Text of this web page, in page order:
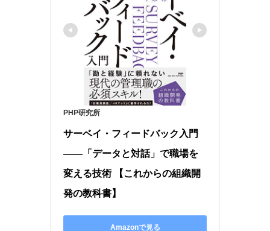
PHP研究所
サーベイ・フィードバック入門
――「データと対話」で職場を
変える技術 【これからの組織開
発の教科書】
Amazonで見る